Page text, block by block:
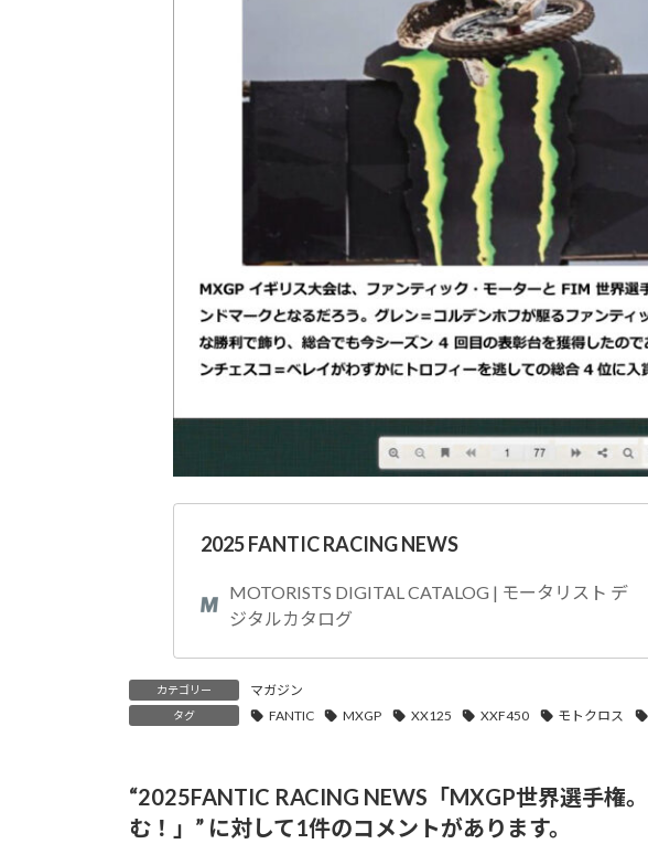
2025 FANTIC RACING NEWS
MOTORISTS DIGITAL CATALOG | モータリスト デ
ジタルカタログ
カテゴリー マガジン
タグ FANTIC MXGP XX125 XXF450 モトクロス
“2025FANTIC RACING NEWS「MXGP世界選手権
む！」 ” に対して1件のコメントがあります。